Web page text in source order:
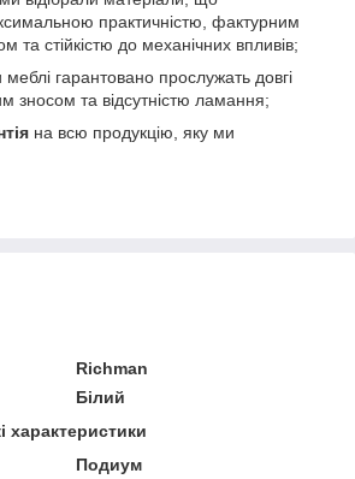
практичністю, фактурним
та стійкістю до механічних впливів;
гарантовано прослужать довгі
зносом та відсутністю ламання;
на всю продукцію, яку ми
Richman
Білий
характеристики
Подиум